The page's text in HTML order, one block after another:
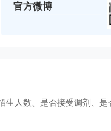
官方微博
人数、是否接受调剂、是